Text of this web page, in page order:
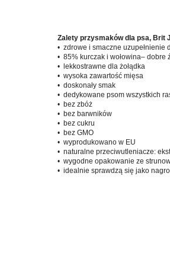
Zalety przysmaków dla psa, Brit
• zdrowe i smaczne uzupełnienie
• 85% kurczak i wołowina– dobre
• lekkostrawne dla żołądka
• wysoka zawartość mięsa
• doskonały smak
• dedykowane psom wszystkich
• bez zbóż
• bez barwników
• bez cukru
• bez GMO
• wyprodukowano w EU
• naturalne przeciwutleniacze:
• wygodne opakowanie ze
• idealnie sprawdzą się jako